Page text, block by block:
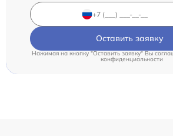
Оставить заявку
Нажимая на кнопку "Оставить заявку" Вы
конфиденциальности